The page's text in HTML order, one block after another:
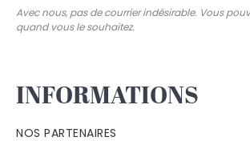
Avec nous, pas de courrier indésirable. Vous
quand vous le souhaitez.
INFORMATIONS
NOS PARTENAIRES